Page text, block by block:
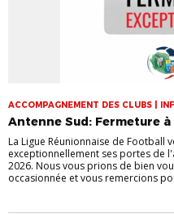
ACCOMPAGNEMENT DES CLUBS |
Antenne Sud: Fermeture à
La Ligue Réunionnaise de Football
exceptionnellement ses portes de
2026. Nous vous prions de bien
occasionnée et vous remercions